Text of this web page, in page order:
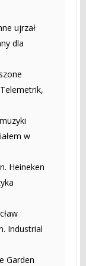
ujrzał
dla
w
Heineken
Industrial
Garden